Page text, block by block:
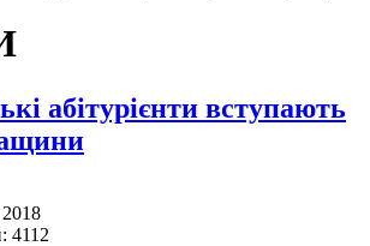
абітурієнти вступають
2018
4112